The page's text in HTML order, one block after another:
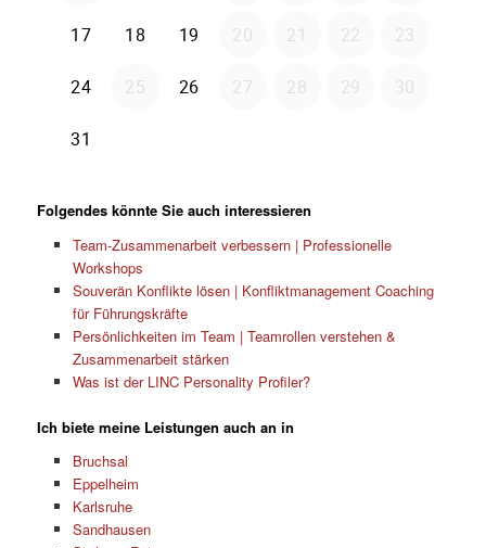
Folgendes könnte Sie auch interessieren
Team-Zusammenarbeit verbessern | Professionelle
Workshops
Souverän Konflikte lösen | Konfliktmanagement Coaching
für Führungskräfte
Persönlichkeiten im Team | Teamrollen verstehen &
Zusammenarbeit stärken
Was ist der LINC Personality Profiler?
Ich biete meine Leistungen auch an in
Bruchsal
Eppelheim
Karlsruhe
Sandhausen